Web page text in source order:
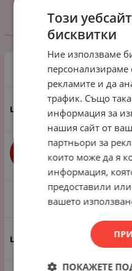
Избери
1 пак - 20
1 пак -
Този
бисквитки
Ние използваме
рекламите и да
трафик. Също
информация за
нашия сайт от
партньори за
които може да я
информация,
предоставили
вашето
ПОКАЖЕТЕ